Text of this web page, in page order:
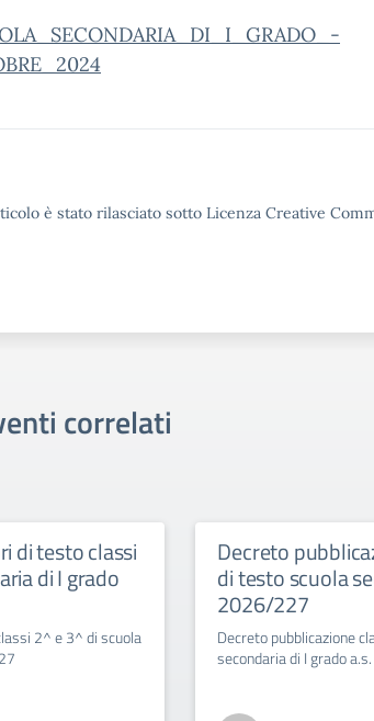
è stato rilasciato sotto Licenza Creative
correlati
di testo classi
di I grado
2^ e 3^ di scuola
Decreto
di testo scuola
2026/227
Decreto pubblicazione
secondaria di I grado